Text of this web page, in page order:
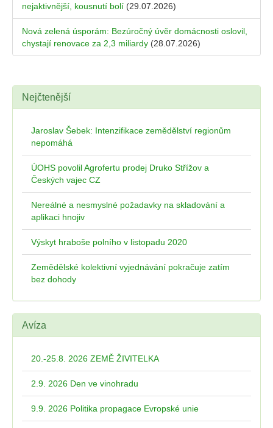
nejaktivnější, kousnutí bolí (29.07.2026)
Nová zelená úsporám: Bezúročný úvěr domácnosti oslovil,
chystají renovace za 2,3 miliardy (28.07.2026)
Nejčtenější
Jaroslav Šebek: Intenzifikace zemědělství regionům
nepomáhá
ÚOHS povolil Agrofertu prodej Druko Střížov a
Českých vajec CZ
Nereálné a nesmyslné požadavky na skladování a
aplikaci hnojiv
Výskyt hraboše polního v listopadu 2020
Zemědělské kolektivní vyjednávání pokračuje zatím
bez dohody
Avíza
20.-25.8. 2026 ZEMĚ ŽIVITELKA
2.9. 2026 Den ve vinohradu
9.9. 2026 Politika propagace Evropské unie